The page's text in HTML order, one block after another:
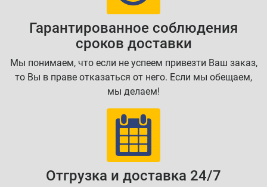
Гарантированное соблюдения
сроков доставки
Мы понимаем, что если не успеем привезти Ваш заказ,
то Вы в праве отказаться от него. Если мы обещаем,
мы делаем!
Отгрузка и доставка 24/7